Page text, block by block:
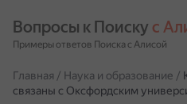
Вопросы к Поиску с
Примеры ответов Поиска с Алисой
Главная / Наука и образование /
связаны с Оксфордским